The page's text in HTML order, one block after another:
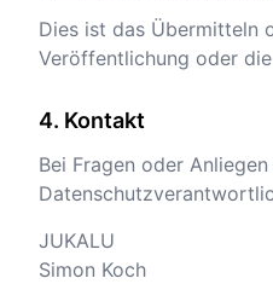
Dies ist das Übermitteln
Veröffentlichung oder
Kontakt
Bei Fragen oder
JUKALU
Simon Koch